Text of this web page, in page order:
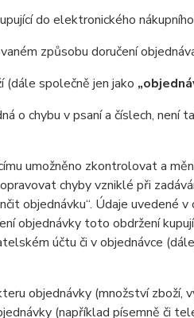
do elektronického
způsobu doručení
společně jen jako
o chybu v psaní a číslech, není
umožněno zkontrolovat a
chyby vzniklé při
objednávku“. Údaje uvedené v
objednávky toto obdržení
účtu či v objednávce
objednávky (množství zboží,
(například písemně či